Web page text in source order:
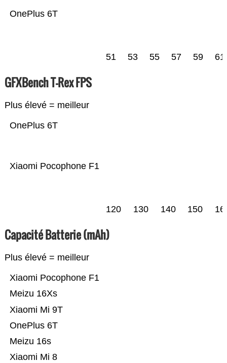
OnePlus 6T
51 53 55 57 59 61
GFXBench T-Rex FPS
Plus élevé = meilleur
Xiaomi Pocophone F1
OnePlus 6T
120 130 140 150
Capacité Batterie (mAh)
Plus élevé = meilleur
Xiaomi Mi 8
Meizu 16s
OnePlus 6T
Xiaomi Mi 9T
Meizu 16Xs
Xiaomi Pocophone F1